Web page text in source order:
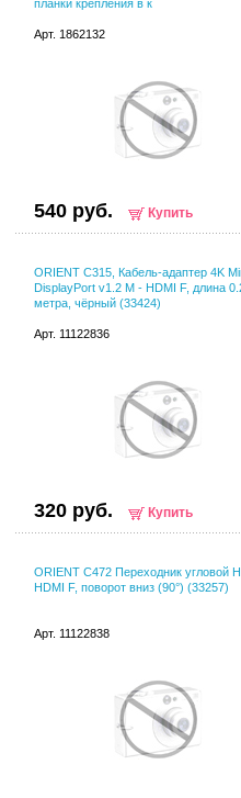
планки крепления в к
Арт. 1862132
540 руб. Купить
ORIENT C315, Кабель-адаптер 4K
DisplayPort v1.2 M - HDMI F, длина
метра, чёрный (33424)
Арт. 11122836
320 руб. Купить
ORIENT C472 Переходник угловой
HDMI F, поворот вниз (90°) (33257)
Арт. 11122838